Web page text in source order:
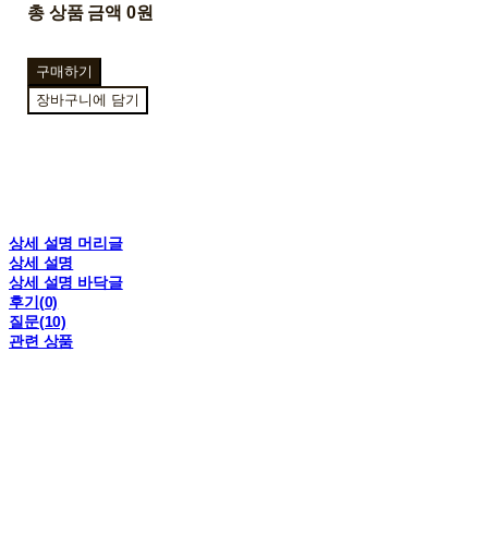
총 상품 금액 0원
구매하기
장바구니에 담기
상세 설명 머리글
상세 설명
상세 설명 바닥글
후기(0)
질문(10)
관련 상품